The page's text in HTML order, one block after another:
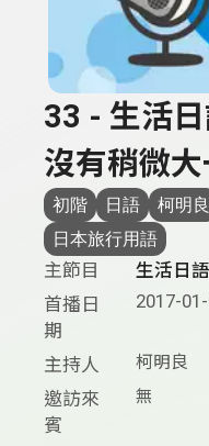
33 - 生活
沒有稍微
初階 日語 柯明良
日本旅行用語
主節目
生活日
首播日
期
2017-
主持人 柯明良
邀訪來
賓
無